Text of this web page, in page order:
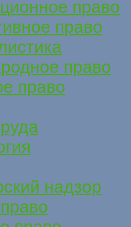
право
право
право
право
надзор